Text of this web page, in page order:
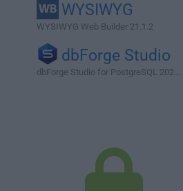
WYSIWYG
WYSIWYG Web Builder 21.1.2
dbForge Studio
dbForge Studio for PostgreSQL 202...